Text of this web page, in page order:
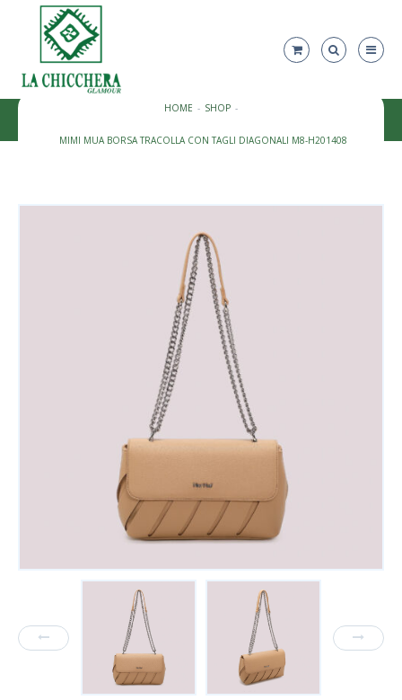
HOME SHOP
MIMI MUA BORSA TRACOLLA CON TAGLI DIAGONALI M8-H201408